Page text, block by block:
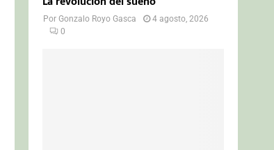
PorGonzalo Royo Gasca
4 agosto, 2026
0